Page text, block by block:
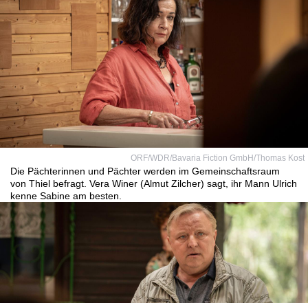
ORF/WDR/Bavaria Fiction GmbH/Thomas Kost
Die Pächterinnen und Pächter werden im Gemeinschaftsraum
von Thiel befragt. Vera Winer (Almut Zilcher) sagt, ihr Mann Ulrich
kenne Sabine am besten.